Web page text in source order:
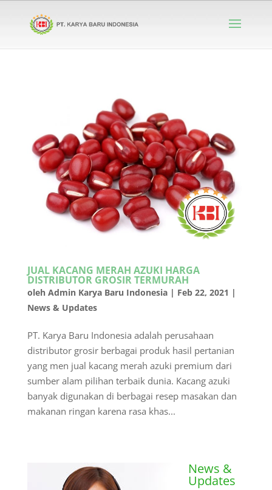
JUAL KACANG MERAH AZUKI HARGA
DISTRIBUTOR GROSIR TERMURAH
oleh Admin Karya Baru Indonesia| Feb 22, 2021 |
News & Updates
PT. Karya Baru Indonesia adalah perusahaan
distributor grosir berbagai produk hasil pertanian
yang men jual kacang merah azuki premium dari
sumber alam pilihan terbaik dunia. Kacang azuki
banyak digunakan di berbagai resep masakan dan
makanan ringan karena rasa khas...
News &
Updates